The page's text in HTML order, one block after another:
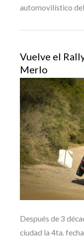
automovilístico
Vuelve el
Merlo
Después de 3
ciudad la 4ta.